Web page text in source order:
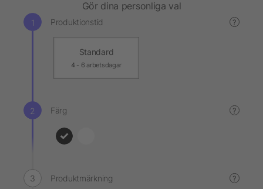
Gör dina personliga val
Produktionstid ?
Standard
4 - 6 arbetsdagar
Färg ?
Produktmärkning ?